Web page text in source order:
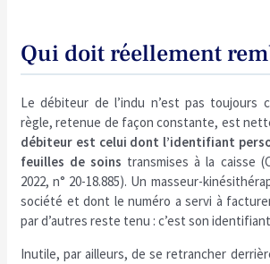
Qui doit réellement
Le débiteur de l’indu n’est pas toujours
règle, retenue de façon constante, est
débiteur est celui dont l’identifiant
feuilles de soins transmises à la caisse
2022, n° 20-18.885). Un masseur-
société et dont le numéro a servi à
par d’autres reste tenu : c’est son
Inutile, par ailleurs, de se retrancher